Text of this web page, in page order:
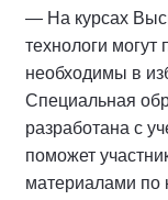
— На курсах
технологи могут
необходимы в
Специальная
разработана с
поможет
материалами по